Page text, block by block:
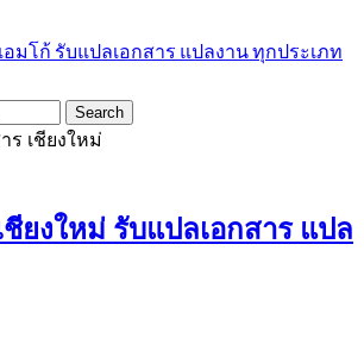
มโก้ รับแปลเอกสาร แปลงาน ทุกประเภท
ร เชียงใหม่
ชียงใหม่ รับแปลเอกสาร แปล